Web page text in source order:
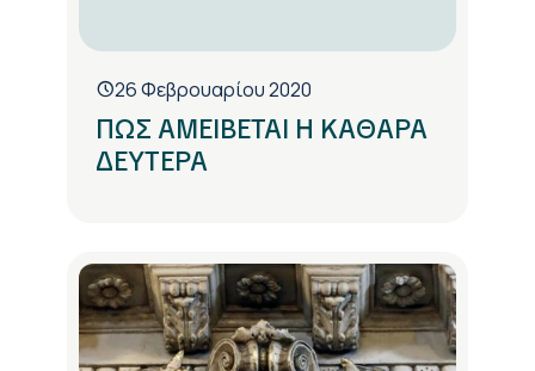
26 Φεβρουαρίου 2020
ΠΩΣ ΑΜΕΙΒΕΤΑΙ Η ΚΑΘΑΡΑ
ΔΕΥΤΕΡΑ